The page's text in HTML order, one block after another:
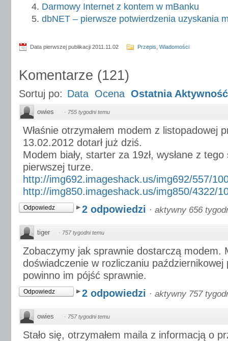
Darmowy Internet z kontem w mBanku
dbNET – pierwsze potwierdzenia uzyskania
Data pierwszej publikacji 2011.11.02 Przepis Wiadomości
Komentarze (121)
Sortuj po: Data Ocena Ostatnia Aktywność
owies · 755 tygodni temu
Właśnie otrzymałem modem z listopadowej
13.02.2012 dotarł już dziś.
Modem biały, starter za 19zł, wysłane z
pierwszej turze.
http://img692.imageshack.us/img692/557/
http://img850.imageshack.us/img850/4322/
Odpowiedz 2 odpowiedzi · aktywny 656
tiger · 757 tygodni temu
Zobaczymy jak sprawnie dostarczą modem.
doświadczenie w rozliczaniu październikowej
powinno im pójść sprawnie.
Odpowiedz 2 odpowiedzi · aktywny 757
owies · 757 tygodni temu
Stało się, otrzymałem maila z informacją o